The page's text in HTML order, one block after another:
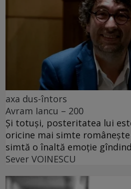
axa dus-întors
Avram Iancu – 200
Și totuși, posteritatea lui
oricine mai simte
simtă o înaltă emoție
Sever VOINESCU